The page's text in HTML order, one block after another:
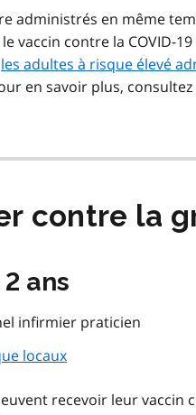
administrés en même
vaccin contre la COVID-
les adultes à risque élevé
en savoir plus,
contre la
ans
infirmier praticien
locaux
recevoir leur vaccin